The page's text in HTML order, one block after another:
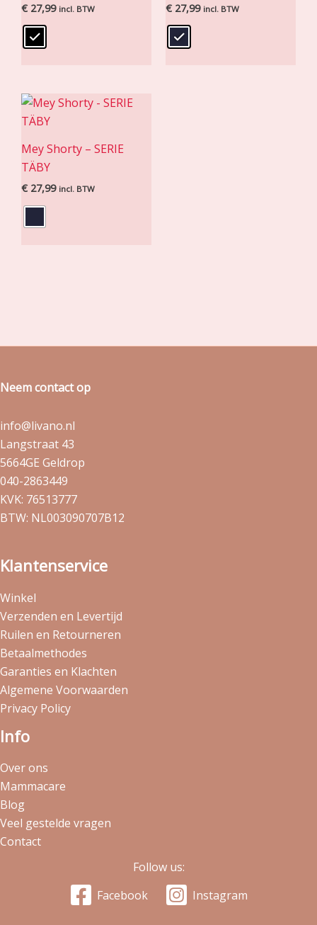
€ 27,99 incl. BTW € 27,99 incl. BTW
Mey Shorty – SERIE
TÄBY
€ 27,99 incl. BTW
Neem contact op
info@livano.nl
Langstraat 43
5664GE Geldrop
040-2863449
KVK: 76513777
BTW: NL003090707B12
Klantenservice
Winkel
Verzenden en Levertijd
Ruilen en Retourneren
Betaalmethodes
Garanties en Klachten
Algemene Voorwaarden
Privacy Policy
Info
Over ons
Mammacare
Blog
Veel gestelde vragen
Contact
Follow us:
Facebook
Instagram